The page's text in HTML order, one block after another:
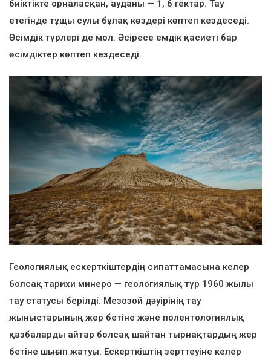
биіктікте орналасқан, ауданы — 1, 6 гектар. Тау
етегінде тұщы сулы бұлақ көздері көптеп кездеседі.
Өсімдік түрлері де мол. Әсіресе емдік қасиеті бар
өсімдіктер көптеп кездеседі.
Геологиялық ескерткіштердің сипаттамасына келер
болсақ тарихи минеро — геологиялық түр 1960 жылы
тау статусы берілді. Мезозой дәуірінің тау
жыныстарының жер бетіне және полентологиялық
қазбаларды айтар болсақ шайтан тырнақтардың жер
бетіне шығып жатуы. Ескерткіштің зерттеуіне келер